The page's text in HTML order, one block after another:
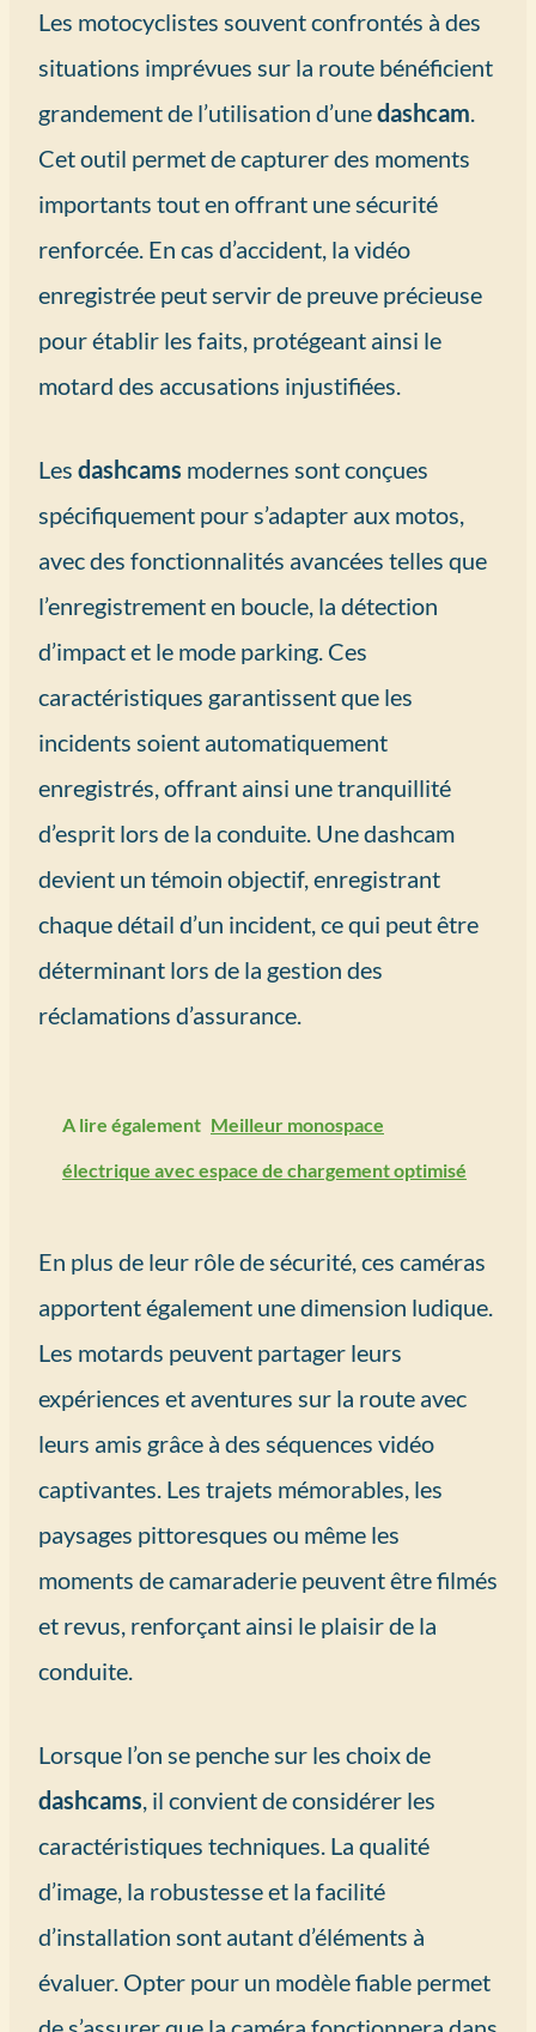
Les motocyclistes souvent confrontés à des
situations imprévues sur la route bénéficient
grandement de l’utilisation d’unedashcam
Cet outil permet de capturer des moments
importants tout en offrant une sécurité
renforcée. En cas d’accident, la vidéo
enregistrée peut servir de preuve précieuse
pour établir les faits, protégeant ainsi le
motard des accusations injustifiées.
Les dashcams modernes sont conçues
spécifiquement pour s’adapter aux motos,
avec des fonctionnalités avancées telles que
l’enregistrement en boucle, la détection
d’impact et le mode parking. Ces
caractéristiques garantissent que les
incidents soient automatiquement
enregistrés, offrant ainsi une tranquillité
d’esprit lors de la conduite. Une dashcam
devient un témoin objectif, enregistrant
chaque détail d’un incident, ce qui peut être
déterminant lors de la gestion des
réclamations d’assurance.
A lire également Meilleur monospace
électrique avec espace de chargement optimisé
En plus de leur rôle de sécurité, ces caméras
apportent également une dimension ludique.
Les motards peuvent partager leurs
expériences et aventures sur la route avec
leurs amis grâce à des séquences vidéo
captivantes. Les trajets mémorables, les
paysages pittoresques ou même les
moments de camaraderie peuvent être filmés
et revus, renforçant ainsi le plaisir de la
conduite.
Lorsque l’on se penche sur les choix de
dashcams , il convient de considérer les
caractéristiques techniques. La qualité
d’image, la robustesse et la facilité
d’installation sont autant d’éléments à
évaluer. Opter pour un modèle fiable permet